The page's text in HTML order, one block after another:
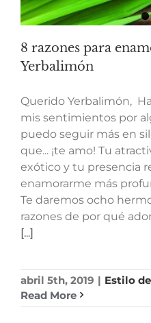
8 razones para
Yerbalimón
Querido Yerbalimón,
mis sentimientos por
puedo seguir más en
que... ¡te amo! Tu
exótico y tu presencia
enamorarme más
Te daremos ocho
razones de por qué
[...]
abril 5th, 2019 | Estilo
Read More